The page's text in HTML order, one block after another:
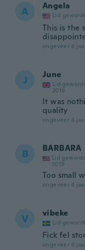
A Angela
Lid
This is the
ongeveer 6
J June
Lid
2016
It was
quality
ongeveer 6
B BARBARA
Lid
2019
Too small
ongeveer 6
V vibeke
Lid
Fick fel
ongeveer 6